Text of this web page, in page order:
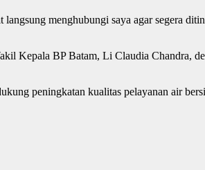
menghubungi saya agar segera
Kepala BP Batam, Li Claudia Chandra,
peningkatan kualitas pelayanan air